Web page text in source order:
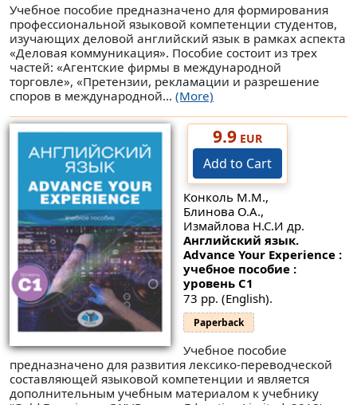
Учебное пособие предназначено для формирования
профессиональной языковой компетенции студентов,
изучающих деловой английский язык в рамках аспекта
«Деловая коммуникация». Пособие состоит из трех
частей: «Агентские фирмы в международной
торговле», «Претензии, рекламации и разрешение
споров в международной... (More)
9.9EUR
Add to Cart
Конколь М.М.,
Блинова О.А.,
Измайлова Н.С.И др.
Английский язык.
Advance Your Experience :
учебное пособие :
уровень С1
73 pp. (English).
Paperback
Учебное пособие
предназначено для развития лексико-переводческой
составляющей языковой компетенции и является
дополнительным учебным материалом к учебнику